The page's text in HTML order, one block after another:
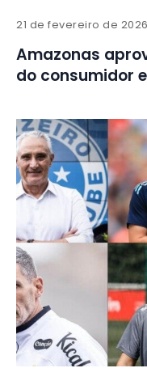
21 de fevereiro de 2026
Amazonas
do consumidor